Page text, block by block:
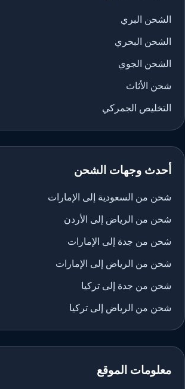
الشحن البري
الشحن البحري
الشحن الجوي
شحن الأثاث
التخليص الجمركي
أحدث وجهات الشحن
شحن من السعودية إلى الإمارات
شحن من الرياض إلى الأردن
شحن من جدة إلى الإمارات
شحن من الرياض إلى الإمارات
شحن من جدة إلى تركيا
شحن من الرياض إلى تركيا
معلومات الموقع